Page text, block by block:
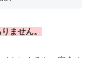
ません。